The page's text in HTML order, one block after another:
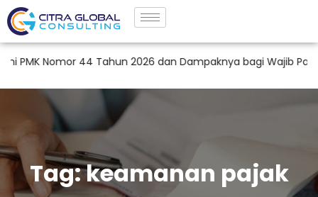
Nomor 44 Tahun 2026 dan Dampaknya bagi Wajib Pajak di
Tag:keamanan pajak